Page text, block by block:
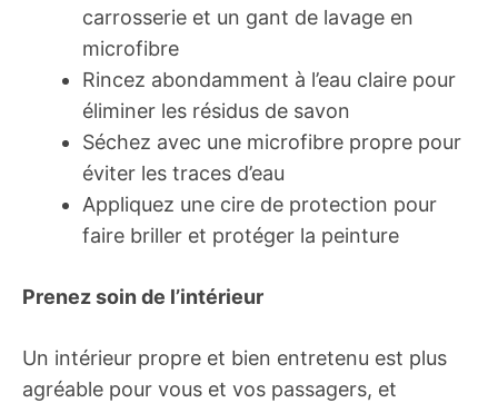
carrosserie et un gant de lavage en
microfibre
Rincez abondamment à l’eau claire pour
éliminer les résidus de savon
Séchez avec une microfibre propre pour
éviter les traces d’eau
Appliquez une cire de protection pour
faire briller et protéger la peinture
Prenez soin de l’intérieur
Un intérieur propre et bien entretenu est plus
agréable pour vous et vos passagers, et